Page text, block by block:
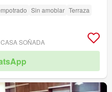
Sin amoblar Terraza
SOÑADA